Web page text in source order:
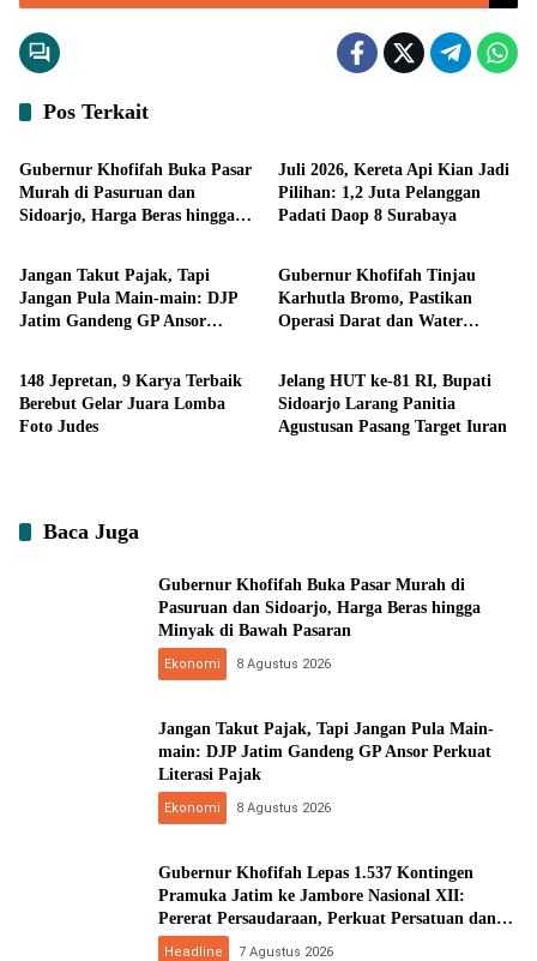
Pos Terkait
Ekonomi
Gubernur Khofifah Buka Pasar
Murah di Pasuruan dan
Sidoarjo, Harga Beras hingga
Juli 2026, Kereta Api Kian Jadi
Pilihan: 1,2 Juta Pelanggan
Padati Daop 8 Surabaya
Ekonomi
Jangan Takut Pajak, Tapi
Jangan Pula Main-main: DJP
Jatim Gandeng GP Ansor
Headline
Gubernur Khofifah Tinjau
Karhutla Bromo, Pastikan
Operasi Darat dan Water
Headline
148 Jepretan, 9 Karya Terbaik
Berebut Gelar Juara Lomba
Foto Judes
Headline
Jelang HUT ke-81 RI, Bupati
Sidoarjo Larang Panitia
Agustusan Pasang Target Iuran
Baca Juga
Gubernur Khofifah Buka Pasar Murah di
Pasuruan dan Sidoarjo, Harga Beras hingga
Minyak di Bawah Pasaran
Ekonomi 8 Agustus 2026
Jangan Takut Pajak, Tapi Jangan Pula Main-
main: DJP Jatim Gandeng GP Ansor Perkuat
Literasi Pajak
Ekonomi 8 Agustus 2026
Gubernur Khofifah Lepas 1.537 Kontingen
Pramuka Jatim ke Jambore Nasional XII:
Pererat Persaudaraan, Perkuat Persatuan dan
Kobarkan Semangat Nasionalisme
Headline 7 Agustus 2026